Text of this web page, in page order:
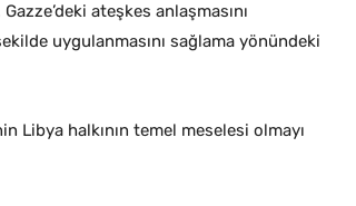
ateşkes anlaşmasını
uygulanmasını sağlama yönündeki
Libya halkının temel meselesi olmayı